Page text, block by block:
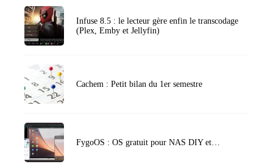
Infuse 8.5 : le lecteur gère enfin le transcodage
(Plex, Emby et Jellyfin)
Cachem : Petit bilan du 1er semestre
FygoOS : OS gratuit pour NAS DIY et…